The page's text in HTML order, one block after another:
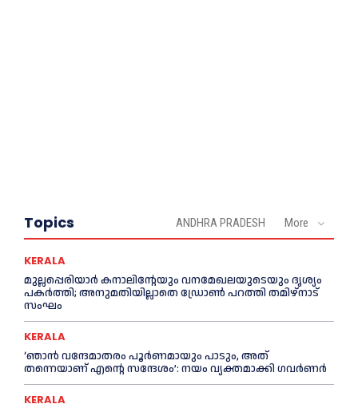
Topics ANDHRA PRADESH More
KERALA
മുല്ലപ്പെരിയാര്‍ കനാലിൻ്റേയും വനമേഖലയുടെയും ദൃശ്യം
പകര്‍ത്തി; അനുമതിയില്ലാതെ ഡ്രോണ്‍ പറത്തി തമിഴ്നാട്
സംഘം
KERALA
‘ഞാൻ വന്ദേമാതരം പൂര്‍ണമായും പാടും, അത്
തന്നെയാണ് എന്റെ സന്ദേശം’: നയം വ്യക്തമാക്കി ഗവര്‍ണര്‍
KERALA